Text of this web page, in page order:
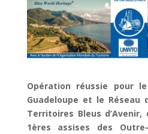
Opération réussie pour
Guadeloupe et le Réseau
Territoires Bleus
1ères assises des